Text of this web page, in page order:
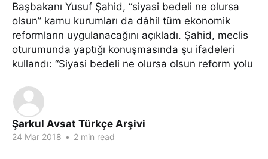
Başbakanı Yusuf Şahid, “siyasi bedeli ne olursa
olsun” kamu kurumları da dâhil tüm ekonomik
reformların uygulanacağını açıkladı. Şahid, meclis
oturumunda yaptığı konuşmasında şu ifadeleri
kullandı: “Siyasi bedeli ne olursa olsun reform yolu
Şarkul Avsat Türkçe Arşivi
24 Mar 2018 • 2 min read